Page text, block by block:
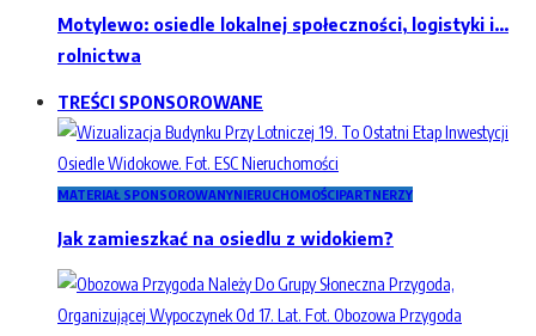
Motylewo: osiedle lokalnej społeczności, logistyki i…
rolnictwa
TREŚCI SPONSOROWANE
MATERIAŁ SPONSOROWANYNIERUCHOMOŚCIPARTNERZY
Jak zamieszkać na osiedlu z widokiem?